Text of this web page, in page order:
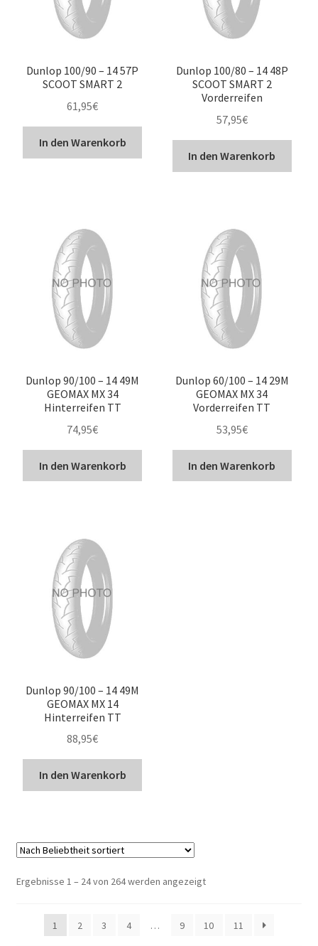
Dunlop 100/90 – 14 57P
SCOOT SMART 2
61,95€
In den Warenkorb
Dunlop 100/80 – 14 48P
SCOOT SMART 2
Vorderreifen
57,95€
In den Warenkorb
Dunlop 90/100 – 14 49M
GEOMAX MX 34
Hinterreifen TT
74,95€
In den Warenkorb
Dunlop 60/100 – 14 29M
GEOMAX MX 34
Vorderreifen TT
53,95€
In den Warenkorb
Dunlop 90/100 – 14 49M
GEOMAX MX 14
Hinterreifen TT
88,95€
In den Warenkorb
Ergebnisse 1 – 24 von 264 werden angezeigtNach
1
2 3 4 … 9 10 11